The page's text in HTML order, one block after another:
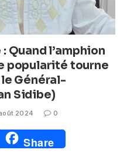
Quand l’amphion
popularité tourne
Général-
Sidibe)
2024 0
Share